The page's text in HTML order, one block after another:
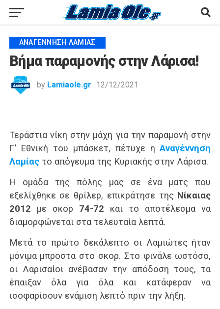
ΑΝΑΓΈΝΝΗΣΗ ΛΑΜΊΑΣ
Βήμα παραμονής στην Λάρισα!
by Lamiaole.gr 12/12/2021
Τεράστια νίκη στην μάχη για την παραμονή στην
Γ’ Εθνική του μπάσκετ, πέτυχε ηΑναγέννηση
Λαμίαςτο απόγευμα της Κυριακής στην Λάρισα.
Η ομάδα της πόλης μας σε ένα ματς που
εξελίχθηκε σε θρίλερ, επικράτησε της Νίκαιας
2012 με σκορ 74-72 και το αποτέλεσμα να
διαμορφώνεται στα τελευταία λεπτά.
Μετά το πρώτο δεκάλεπτο οι Λαμιώτες ήταν
μόνιμα μπροστα στο σκορ. Στο φινάλε ωστόσο,
οι Λαρισαίοι ανέβασαν την απόδοση τους, τα
έπαιξαν όλα για όλα και κατάφεραν να
ισοφαρίσουν ενάμιση λεπτό πριν την λήξη.